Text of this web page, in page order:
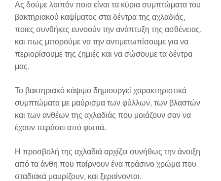
Ας δούμε λοιπόν ποια είναι τα κύρια συμπτώματα του
βακτηριακού καψίματος στα δέντρα της αχλαδιάς,
ποιες συνθήκες ευνοούν την ανάπτυξη της ασθένειας,
και πως μπορούμε να την αντιμετωπίσουμε για να
περιορίσουμε της ζημιές και να σώσουμε τα δέντρα
μας.
Το βακτηριακό κάψιμο δημιουργεί χαρακτηριστικά
συμπτώματα με μαύρισμα των φύλλων, των βλαστών
και των ανθέων της αχλαδιάς που μοιάζουν σαν να
έχουν περάσει από φωτιά.
Η προσβολή της αχλαδιά αρχίζει συνήθως την άνοιξη
από τα άνθη που παίρνουν ένα πράσινο χρώμα που
σταδιακά μαυρίζουν, και ξεραίνονται.